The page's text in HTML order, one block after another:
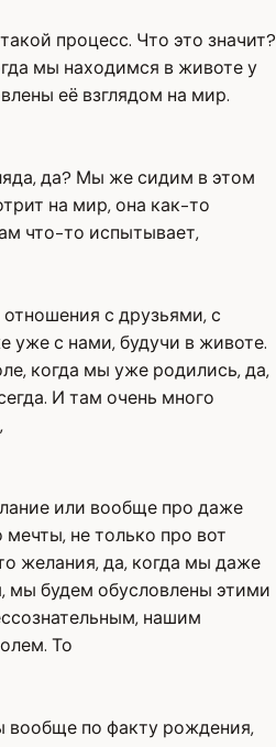
процесс. Что это значит?
мы находимся в животе у
её взглядом на мир.
да? Мы же сидим в этом
на мир, она как-то
что-то испытывает,
с друзьями, с
уже с нами, будучи в животе.
когда мы уже родились, да,
И там очень много
или вообще про даже
не только про вот
желания, да, когда мы даже
мы будем обусловлены этими
нашим
То
вообще по факту рождения,